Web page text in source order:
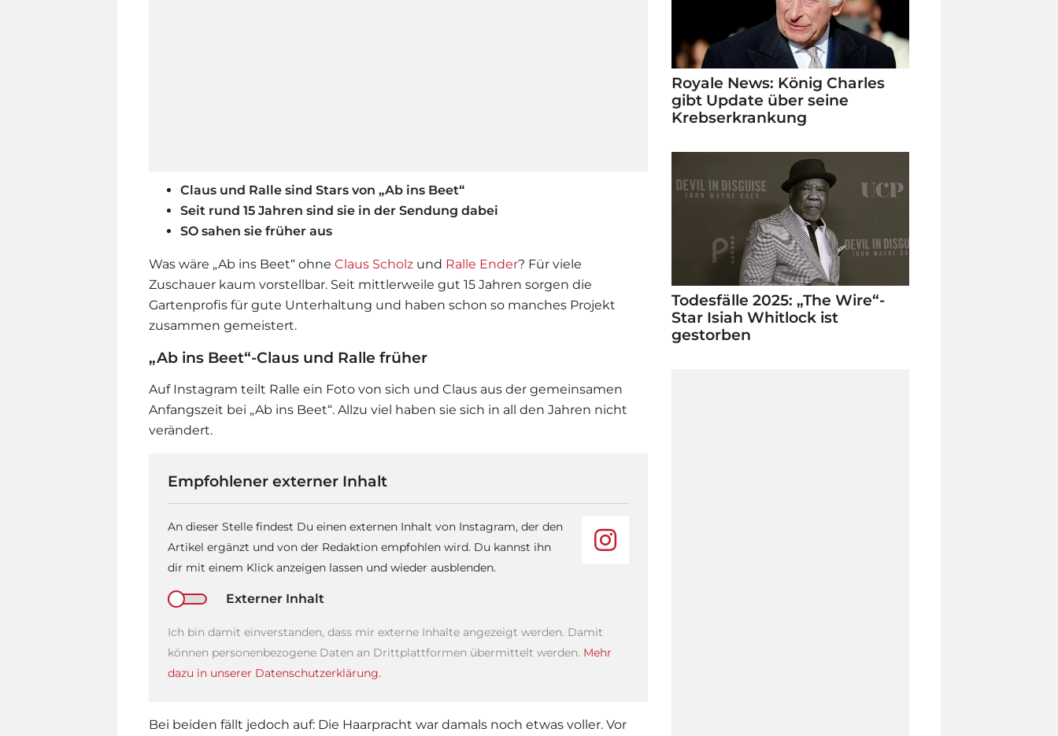
Claus und Ralle sind Stars von „Ab ins Beet“
Seit rund 15 Jahren sind sie in der Sendung dabei
SO sahen sie früher aus
Was wäre „Ab ins Beet“ ohne Claus Scholz und Ralle Ender? Für viele
Zuschauer kaum vorstellbar. Seit mittlerweile gut 15 Jahren sorgen die
Gartenprofis für gute Unterhaltung und haben schon so manches Projekt
zusammen gemeistert.
„Ab ins Beet“-Claus und Ralle früher
Auf Instagram teilt Ralle ein Foto von sich und Claus aus der gemeinsamen
Anfangszeit bei „Ab ins Beet“. Allzu viel haben sie sich in all den Jahren nicht
verändert.
Empfohlener externer Inhalt
An dieser Stelle findest Du einen externen Inhalt von Instagram, der den
Artikel ergänzt und von der Redaktion empfohlen wird. Du kannst ihn
dir mit einem Klick anzeigen lassen und wieder ausblenden.
Externer Inhalt
Ich bin damit einverstanden, dass mir externe Inhalte angezeigt werden. Damit
können personenbezogene Daten an Drittplattformen übermittelt werden. Mehr
dazu in unserer Datenschutzerklärung.
Bei beiden fällt jedoch auf: Die Haarpracht war damals noch etwas voller. Vor
Royale News: König Charles
gibt Update über seine
Krebserkrankung
Todesfälle 2025: „The Wire“-
Star Isiah Whitlock ist
gestorben